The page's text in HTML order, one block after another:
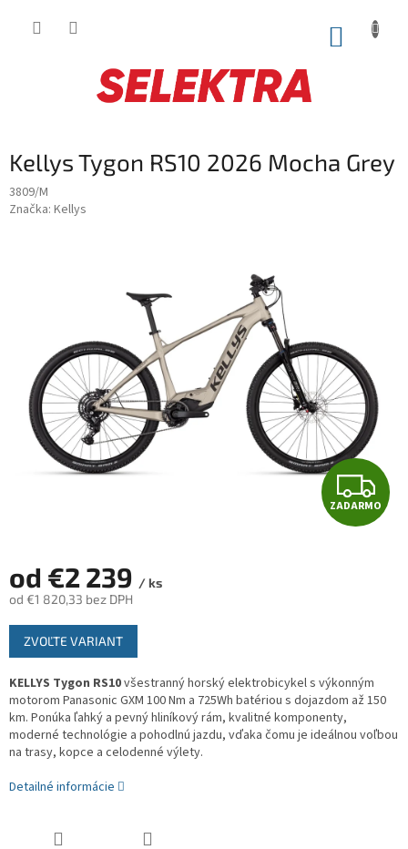
Kellys Tygon RS10 2026 Mocha Grey
3809/M
Značka: Kellys
Z
A
O
ZADARMO
od €2 239 / ks
od €1 820,33 bez DPH
Jednotková
cena:
ZVOĽTE VARIANT
KELLYS Tygon RS10všestranný horský elektrobicykel s výkonným
motorom Panasonic GXM 100 Nm a 725Wh batériou s dojazdom až 150
km. Ponúka ľahký a pevný hliníkový rám, kvalitné komponenty,
moderné technológie a pohodlnú jazdu, vďaka čomu je ideálnou voľbou
na trasy, kopce a celodenné výlety.
Detailné informácie